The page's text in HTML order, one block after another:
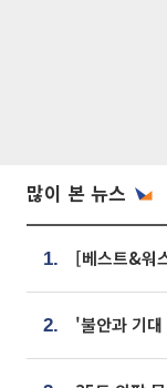
많이 본 뉴스
1.
2.